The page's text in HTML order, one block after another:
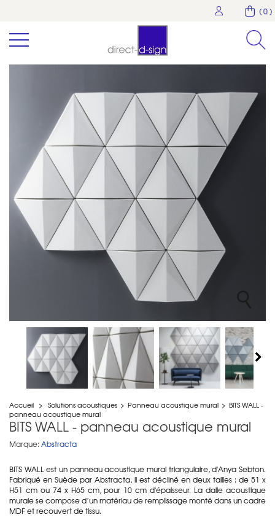
( 0 )
Accueil > Solutions acoustiques > Panneau acoustique mural > BITS WALL -
panneau acoustique mural
BITS WALL - panneau acoustique mural
Marque: Abstracta
BITS WALL est un panneau acoustique mural triangulaire, d'Anya Sebton.
Fabriqué en Suède par Abstracta, il est décliné en deux tailles : de 51 x
H51 cm ou 74 x H65 cm, pour 10 cm d'épaisseur. La dalle acoustique
murale se compose d’un matériau de remplissage monté dans un cadre
MDF et recouvert de tissu.